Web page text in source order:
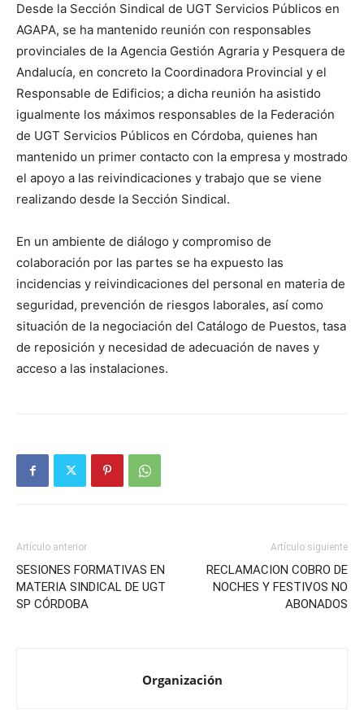
Desde la Sección Sindical de UGT Servicios Públicos en
AGAPA, se ha mantenido reunión con responsables
provinciales de la Agencia Gestión Agraria y Pesquera de
Andalucía, en concreto la Coordinadora Provincial y el
Responsable de Edificios; a dicha reunión ha asistido
igualmente los máximos responsables de la Federación
de UGT Servicios Públicos en Córdoba, quienes han
mantenido un primer contacto con la empresa y mostrado
el apoyo a las reivindicaciones y trabajo que se viene
realizando desde la Sección Sindical.
En un ambiente de diálogo y compromiso de
colaboración por las partes se ha expuesto las
incidencias y reivindicaciones del personal en materia de
seguridad, prevención de riesgos laborales, así como
situación de la negociación del Catálogo de Puestos, tasa
de reposición y necesidad de adecuación de naves y
acceso a las instalaciones.
Artículo anterior
SESIONES FORMATIVAS EN
MATERIA SINDICAL DE UGT
SP CÓRDOBA
Artículo siguiente
RECLAMACION COBRO DE
NOCHES Y FESTIVOS NO
ABONADOS
Organización